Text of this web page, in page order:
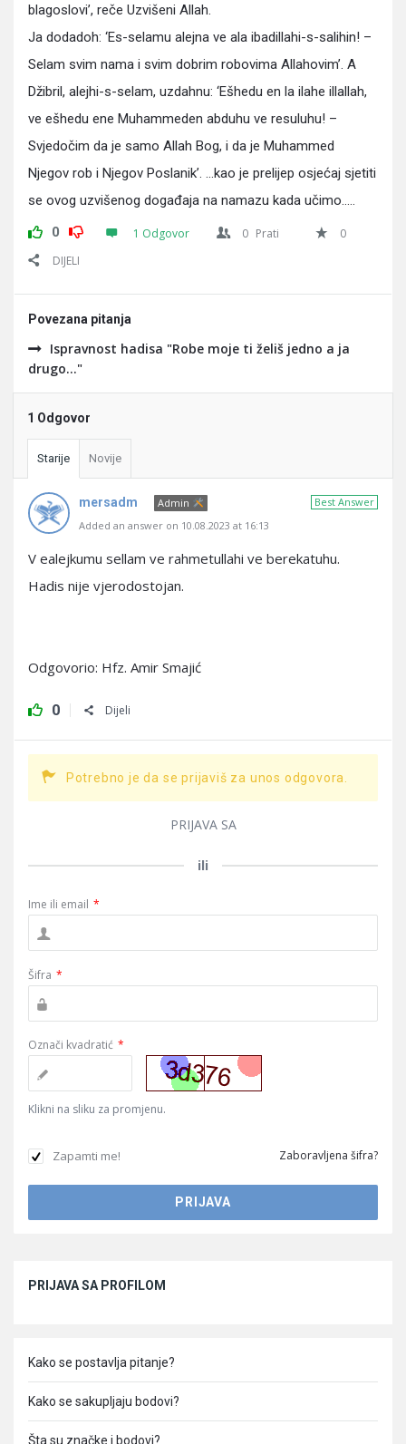
blagoslovi’, reče Uzvišeni Allah.
Ja dodadoh: ‘Es-selamu alejna ve ala ibadillahi-s­-salihin! –
Selam svim nama i svim dobrim robovima Allahovim’. A
Džibril, alejhi-s-selam, uzdahnu: ‘Ešhe­du en la ilahe illallah,
ve ešhedu ene Muhammeden abduhu ve resuluhu! –
Svjedočim da je samo Allah Bog, i da je Muhammed
Njegov rob i Njegov Poslanik’. …kao je prelijep osjećaj sjetiti
se ovog uzvišenog događaja na namazu kada učimo…..
0
1 Odgovor 0 Prati
0
DIJELI
Povezana pitanja
Ispravnost hadisa "Robe moje ti želiš jedno a ja
drugo..."
1 Odgovor
Starije Novije
Best Answer
mersadm
Admin
Added an answer on 10.08.2023 at 16:13
V ealejkumu sellam ve rahmetullahi ve berekatuhu.
Hadis nije vjerodostojan.
Odgovorio: Hfz. Amir Smajić
0 Dijeli
Potrebno je da se prijaviš za unos odgovora.
PRIJAVA SA
ili
Ime ili email *
Šifra *
Označi kvadratić *
Klikni na sliku za promjenu.
Zapamti me! Zaboravljena šifra?
PRIJAVA SA PROFILOM
Kako se postavlja pitanje?
Kako se sakupljaju bodovi?
Šta su značke i bodovi?